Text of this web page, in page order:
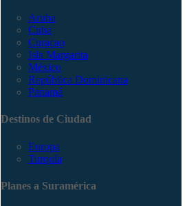
Aruba
Cuba
Curacao
Isla Margarita
México
República Dominicana
Panamá
Destinos de Ciudad
Europa
Turquía
Planes a Suramérica